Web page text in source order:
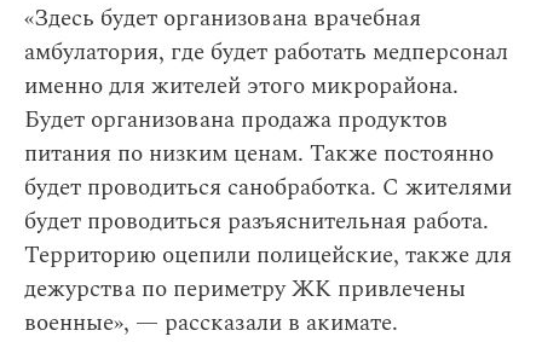
«Здесь будет организована врачебная
амбулатория, где будет работать медперсонал
именно для жителей этого микрорайона.
Будет организована продажа продуктов
питания по низким ценам. Также постоянно
будет проводиться санобработка. С жителями
будет проводиться разъяснительная работа.
Территорию оцепили полицейские, также для
дежурства по периметру ЖК привлечены
военные», — рассказали в акимате.